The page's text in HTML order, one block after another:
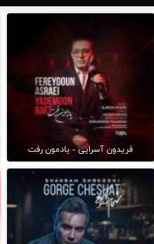
فریدون آسرایی - یادمون رفت